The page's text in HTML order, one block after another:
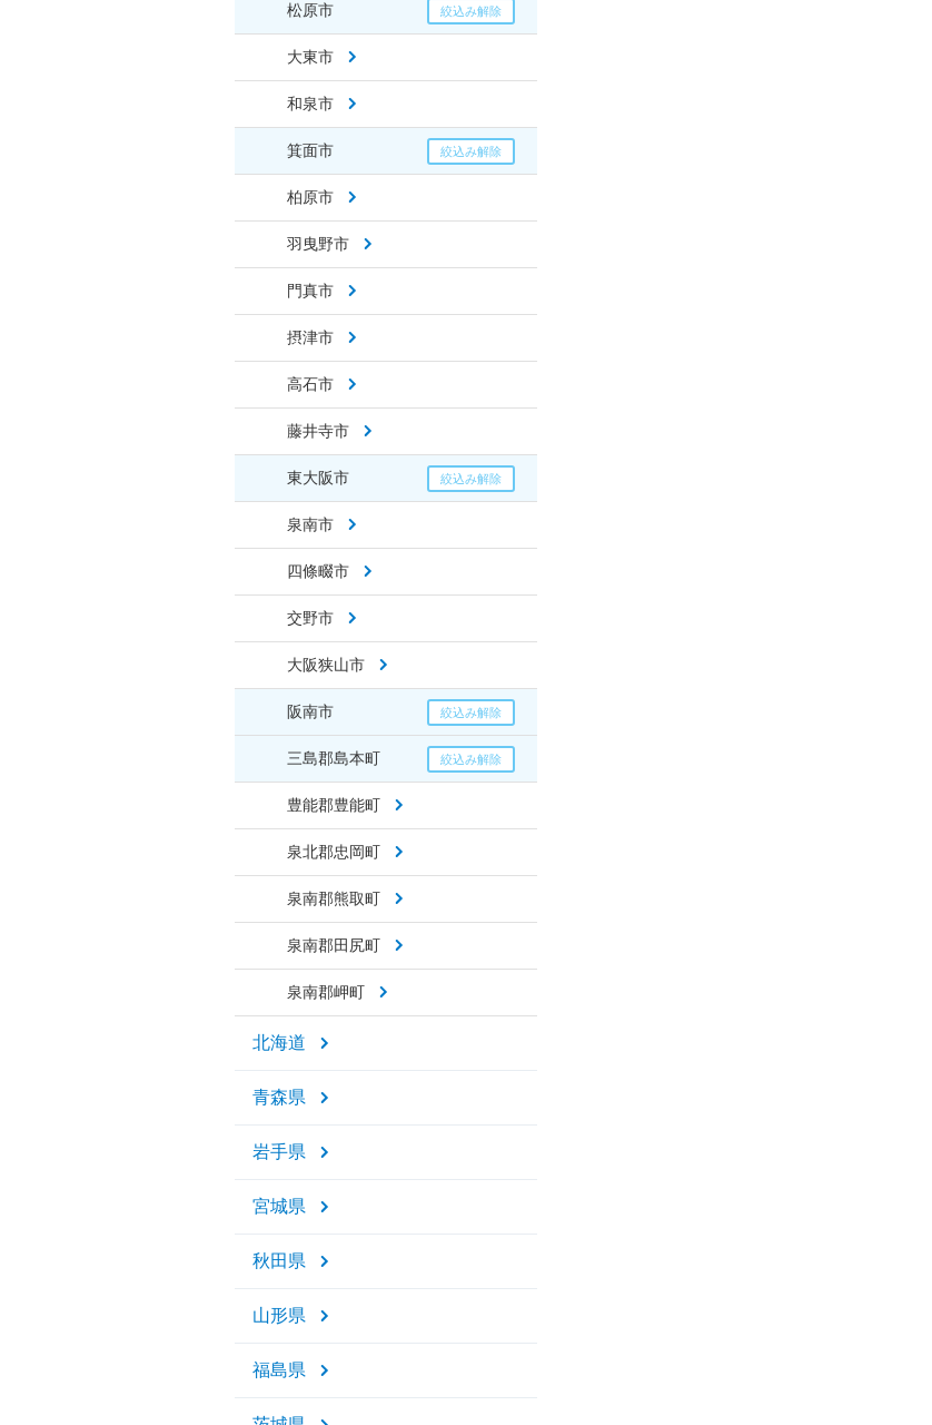
松原市
大東市
和泉市
箕面市
柏原市
羽曳野市
門真市
摂津市
高石市
藤井寺市
東大阪市
泉南市
四條畷市
交野市
大阪狭山市
阪南市
三島郡島本町
豊能郡豊能町
泉北郡忠岡町
泉南郡熊取町
泉南郡田尻町
泉南郡岬町
北海道
青森県
岩手県
宮城県
秋田県
山形県
福島県